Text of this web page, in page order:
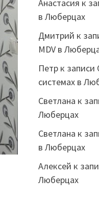
Анастасия к
в Люберцах
Дмитрий к
MDV в
Петрк записи
системах в
Светлана к
Люберцах
Светлана к
в Люберцах
Алексей к
Люберцах